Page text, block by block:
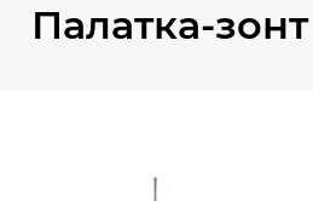
Палатка-